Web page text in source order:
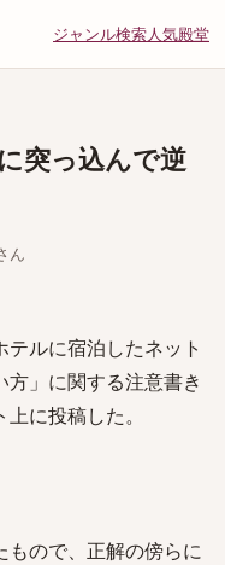
ジャンル検索人気殿堂
突っ込んで逆
ん
ルに宿泊したネット
」に関する注意書き
に投稿した。
ので、正解の傍らに